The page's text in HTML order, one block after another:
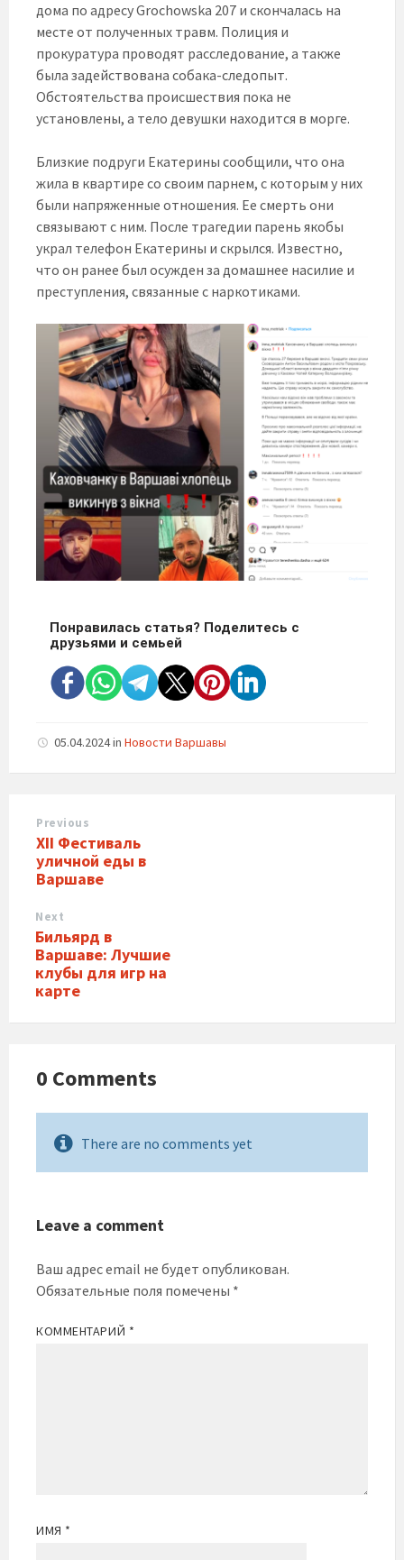
дома по адресу Grochowska 207 и скончалась на
месте от полученных травм. Полиция и
прокуратура проводят расследование, а также
была задействована собака-следопыт.
Обстоятельства происшествия пока не
установлены, а тело девушки находится в морге.
Близкие подруги Екатерины сообщили, что она
жила в квартире со своим парнем, с которым у них
были напряженные отношения. Ее смерть они
связывают с ним. После трагедии парень якобы
украл телефон Екатерины и скрылся. Известно,
что он ранее был осужден за домашнее насилие и
преступления, связанные с наркотиками.
Понравилась статья? Поделитесь с
друзьями и семьей
05.04.2024in Новости Варшавы
Previous
XII Фестиваль
уличной еды в
Варшаве
Next
Бильярд в
Варшаве: Лучшие
клубы для игр на
карте
0 Comments
There are no comments yet
Leave a comment
Ваш адрес email не будет опубликован.
Обязательные поля помечены *
КОММЕНТАРИЙ *
ИМЯ *